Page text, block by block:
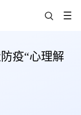
疫“心理解